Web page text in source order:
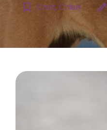
bookmark_border Chat, Chien edit